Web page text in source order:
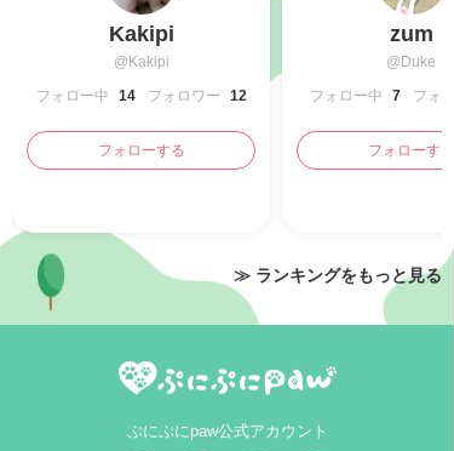
Kakipi
@Kakipi
フォロー中
14 フォロワー 12
フォローする
zum
@Duke
フォロー中
7 フォ
フォローする
≫ ランキングをもっと見る
ぷにぷにpaw公式アカウント